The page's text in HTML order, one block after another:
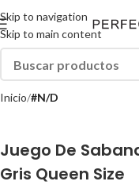
Skip to navigation
Skip to main content
Inicio #N/D
Juego De
Gris Queen Size